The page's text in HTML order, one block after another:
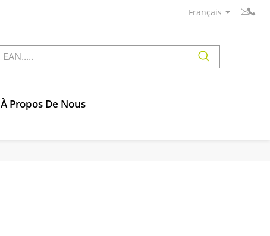
Français
À Propos De Nous